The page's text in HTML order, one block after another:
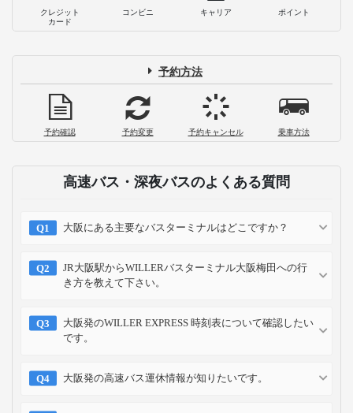
クレジット
カード
コンビニ キャリア ポイント
予約方法
予約確認 予約変更 予約キャンセル 乗車方法
高速バス・深夜バスのよくある質問
大阪にある主要なバスターミナルはどこですか？
JR大阪駅からWILLERバスターミナル大阪梅田への行
き方を教えて下さい。
大阪発のWILLER EXPRESS 時刻表について確認したい
です。
大阪発の高速バス運休情報が知りたいです。